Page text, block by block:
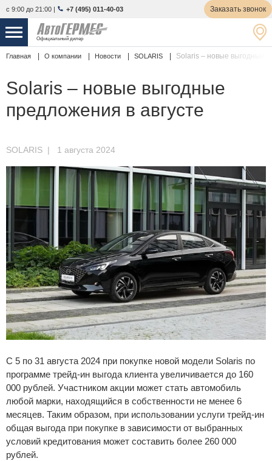
с 9:00 до 21:00 | +7 (495) 011-40-03 Заказать звонок
Официальный дилер
НОВЫЕ АВТОМОБИЛИ 4761 авто
С ПРОБЕГОМ 847 авто
СЕРВИС
УСЛУГИ
АКЦИИ
О КОМПАНИИ
КОНТАКТЫ
Избранное
Сравнение
Личный кабинет
Главная О компании Новости SOLARIS Solaris – новые выгодные
Solaris – новые выгодные
предложения в августе
SOLARIS | 1 августа 2024
С 5 по 31 августа 2024 при покупке новой модели Solaris по
программе трейд-ин выгода клиента увеличивается до 160
000 рублей. Участником акции может стать автомобиль
любой марки, находящийся в собственности не менее 6
месяцев. Таким образом, при использовании услуги трейд-ин
общая выгода при покупке в зависимости от выбранных
условий кредитования может составить более 260 000
рублей.